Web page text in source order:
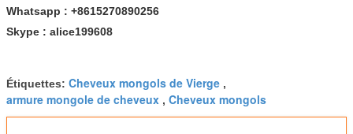
Whatsapp : +8615270890256
Skype : alice199608
Étiquettes: Cheveux mongols de Vierge ,
armure mongole de cheveux , Cheveux mongols